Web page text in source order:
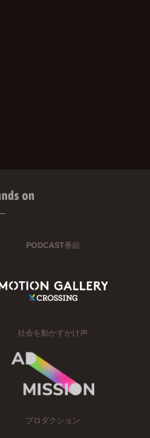
on
PODCAST番組
社会を動かすかけ声
プロダクション